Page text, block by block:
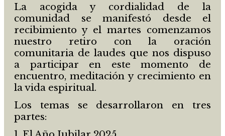
La acogida y cordialidad de la
comunidad se manifestó desde el
recibimiento y el martes comenzamos
nuestro retiro con la oración
comunitaria de laudes que nos dispuso
a participar en este momento de
encuentro, meditación y crecimiento en
la vida espiritual.
Los temas se desarrollaron en tres
partes: